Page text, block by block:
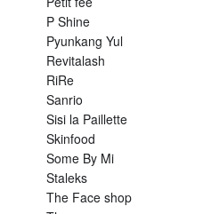
P Shine
Pyunkang Yul
Revitalash
RiRe
Sanrio
Sisi la Paillette
Skinfood
Some By Mi
Staleks
The Face shop